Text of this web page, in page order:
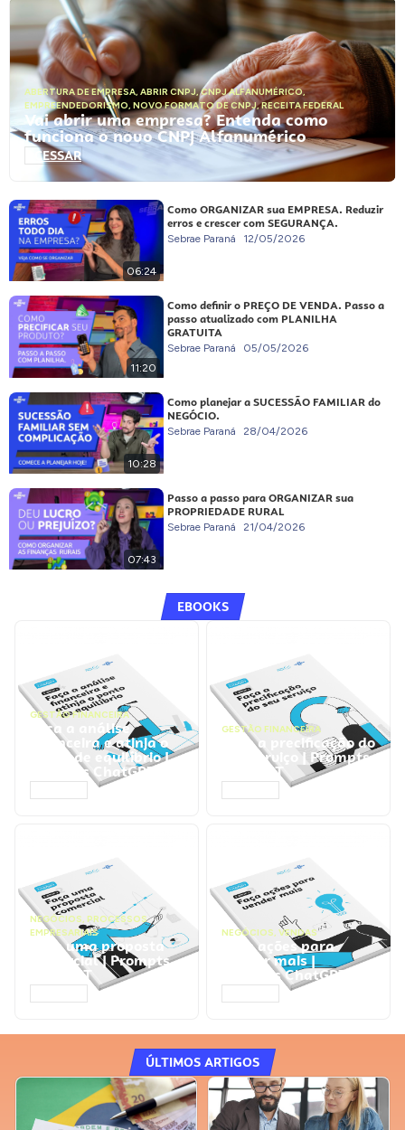
ABERTURA DE EMPRESA, ABRIR CNPJ,CNPJ ALFANUMÉRICO,
EMPREENDEDORISMO, NOVO FORMATO DE CNPJ,RECEITA FEDERAL
Vai abrir uma empresa? Entenda como
funciona o novo CNPJ Alfanumérico
ACESSAR
06:24
Como ORGANIZAR sua EMPRESA. Reduzir
erros e crescer com SEGURANÇA.
Sebrae Paraná 12/05/2026
11:20
Como definir o PREÇO DE VENDA. Passo a
passo atualizado com PLANILHA
GRATUITA
Sebrae Paraná 05/05/2026
10:28
Como planejar a SUCESSÃO FAMILIAR do
NEGÓCIO.
Sebrae Paraná 28/04/2026
07:43
Passo a passo para ORGANIZAR sua
PROPRIEDADE RURAL
Sebrae Paraná 21/04/2026
EBOOKS
GESTÃO FINANCEIRA
Faça a análise
financeira e atinja o
ponto de equilíbrio |
Prompts ChatGPT
GESTÃO FINANCEIRA
Faça a precificação do
seu serviço | Prompts
ChatGPT
NEGÓCIOS, PROCESSOS
EMPRESARIAIS
Faça uma proposta
comercial | Prompts
ChatGPT
NEGÓCIOS, VENDAS
Faça ações para
vender mais |
Prompts ChatGPT
ÚLTIMOS ARTIGOS